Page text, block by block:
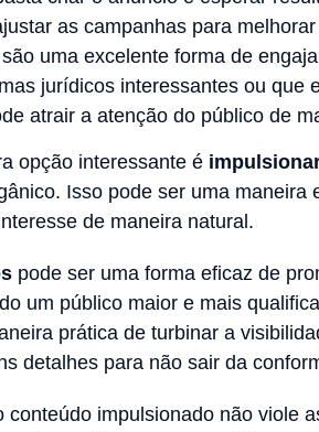
as campanhas para
uma excelente forma de
jurídicos interessantes ou que
atrair a atenção do público de
opção interessante é
Isso pode ser uma maneira
de maneira natural.
pode ser uma forma eficaz de
um público maior e mais
prática de turbinar a
detalhes para não sair da
impulsionado não viole